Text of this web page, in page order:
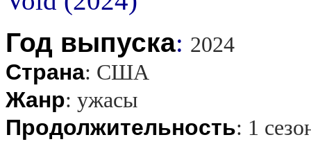
Год выпуска: 2024
Страна: США
Жанр: ужасы
Продолжительность: 1